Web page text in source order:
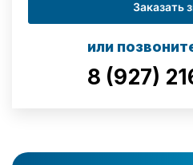
Заказать
или
8 (927)